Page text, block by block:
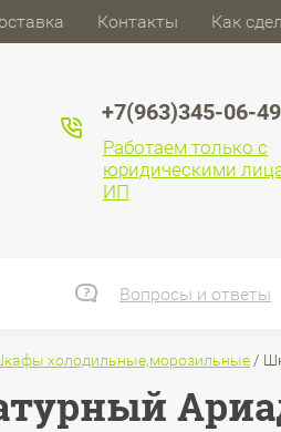
Контакты Как
+7(963)345-06-49
Работаем только с
юридическими
ИП
Вопросы и ответы
холодильные,морозильные /